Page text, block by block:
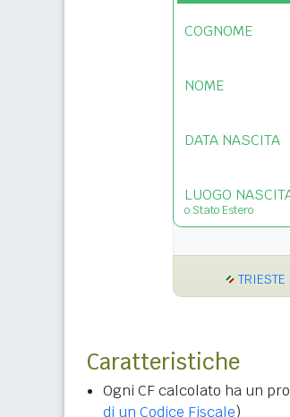
COGNOME
NOME
DATA NASCITA
LUOGO
o Stato Estero
TRIESTE
Caratteristiche
Ogni CF calcolato ha un
di un Codice Fiscale)